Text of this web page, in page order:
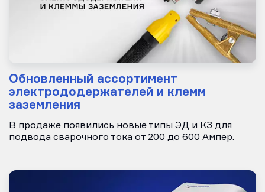
Обновленный ассортимент
электрододержателей и клемм
заземления
В продаже появились новые типы ЭД и КЗ для
подвода сварочного тока от 200 до 600 Ампер.